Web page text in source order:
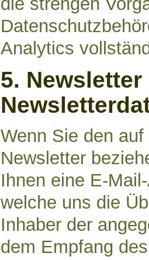
Analytics
5. Newsletter
Wenn Sie den
Newsletter
Ihnen eine E-
welche uns die
Inhaber der
dem Empfang